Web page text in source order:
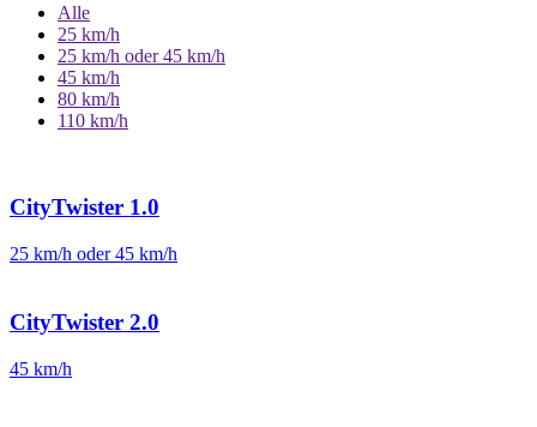
Alle
25 km/h
25 km/h oder 45 km/h
45 km/h
80 km/h
110 km/h
CityTwister 1.0
25 km/h oder 45 km/h
CityTwister 2.0
45 km/h